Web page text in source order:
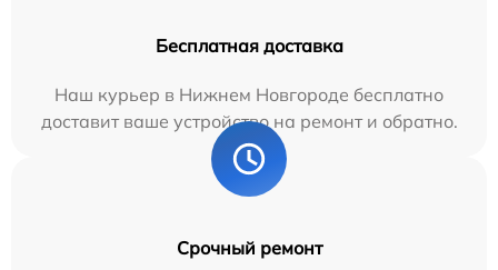
Бесплатная доставка
Наш курьер в Нижнем Новгороде бесплатно
доставит ваше устройство на ремонт и обратно.
Срочный ремонт